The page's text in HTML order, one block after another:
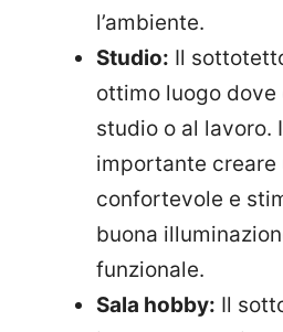
l’ambiente.
Studio: Il
ottimo luogo
studio o al lavoro.
importante creare
confortevole e
buona
funzionale.
Sala hobby: Il